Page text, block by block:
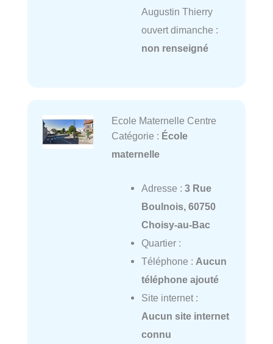
Augustin Thierry
ouvert dimanche :
non renseigné
Ecole Maternelle Centre
Catégorie : École
maternelle
Adresse : 3 Rue
Boulnois, 60750
Choisy-au-Bac
Quartier :
Téléphone : Aucun
téléphone ajouté
Site internet :
Aucun site internet
connu